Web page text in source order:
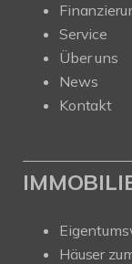
Service
Über uns
News
Kontakt
Häuser